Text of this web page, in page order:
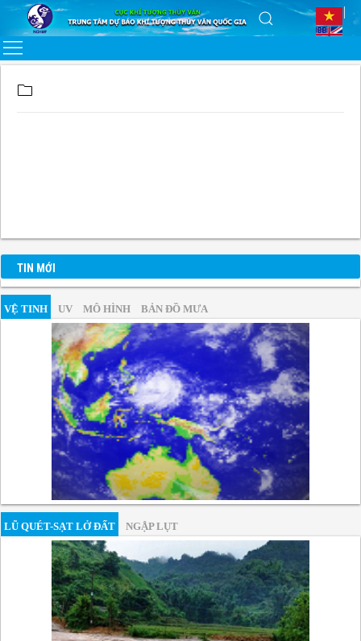
TIN MỚI
VỆ TINH UV MÔ HÌNH BẢN ĐỒ MƯA
LŨ QUÉT-SẠT LỞ ĐẤT NGẬP LỤT